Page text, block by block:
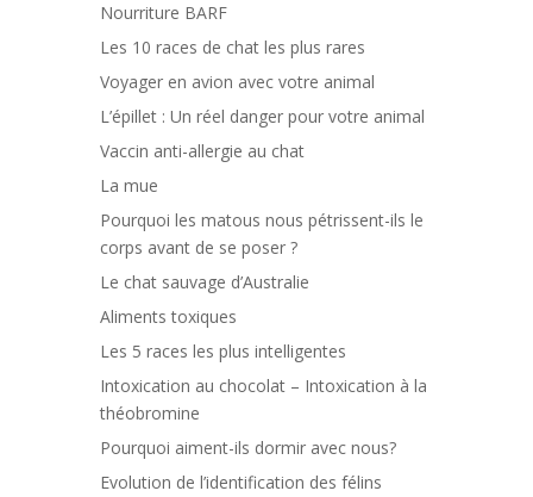
Nourriture BARF
Les 10 races de chat les plus rares
Voyager en avion avec votre animal
L’épillet : Un réel danger pour votre animal
Vaccin anti-allergie au chat
La mue
Pourquoi les matous nous pétrissent-ils le
corps avant de se poser ?
Le chat sauvage d’Australie
Aliments toxiques
Les 5 races les plus intelligentes
Intoxication au chocolat – Intoxication à la
théobromine
Pourquoi aiment-ils dormir avec nous?
Evolution de l’identification des félins